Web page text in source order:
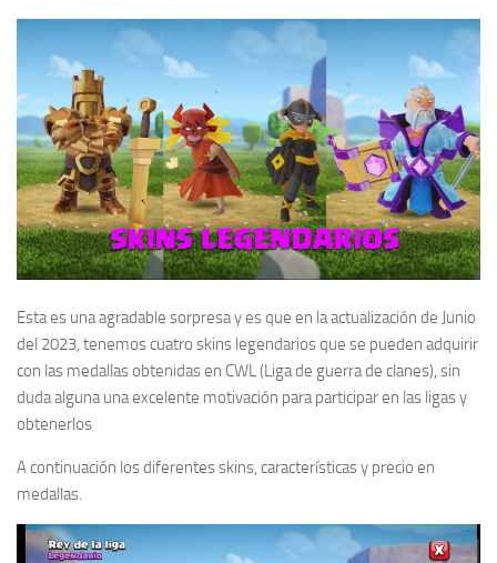
Esta es una agradable sorpresa y es que en la actualización de Junio
del 2023, tenemos cuatro skins legendarios que se pueden adquirir
con las medallas obtenidas en CWL (Liga de guerra de clanes), sin
duda alguna una excelente motivación para participar en las ligas y
obtenerlos
A continuación los diferentes skins, características y precio en
medallas.